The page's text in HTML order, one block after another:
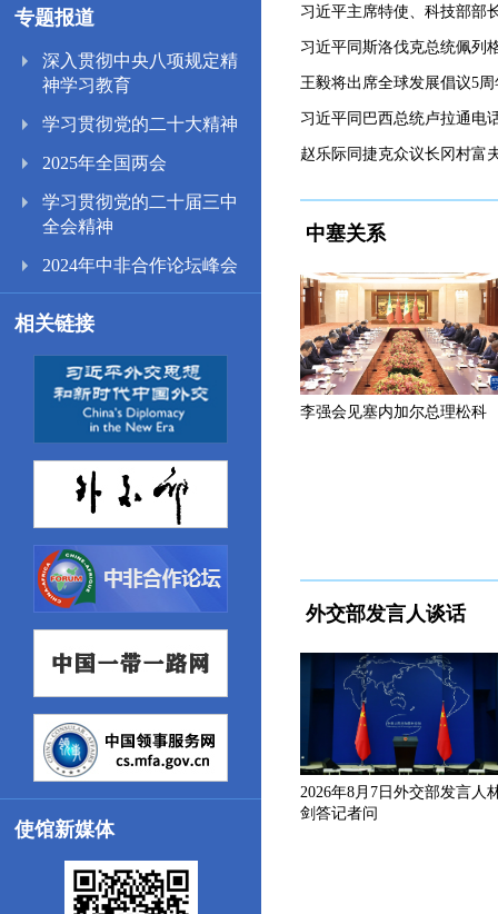
专题报道
深入贯彻中央八项规定精
神学习教育
学习贯彻党的二十大精神
2025年全国两会
学习贯彻党的二十届三中
全会精神
2024年中非合作论坛峰会
相关链接
使馆新媒体
习近平主席特使、科技部部
习近平同斯洛伐克总统佩列
王毅将出席全球发展倡议5
习近平同巴西总统卢拉通电
赵乐际同捷克众议长冈村富
中塞关系
李强会见塞内加尔总理松科
外交部发言人谈话
2026年8月7日外交部发言人
剑答记者问